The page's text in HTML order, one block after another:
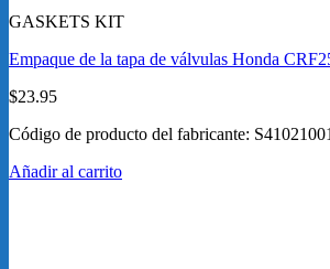
GASKETS KIT
Empaque de la tapa de válvulas Honda
$23.95
Código de producto del fabricante:
Añadir al carrito